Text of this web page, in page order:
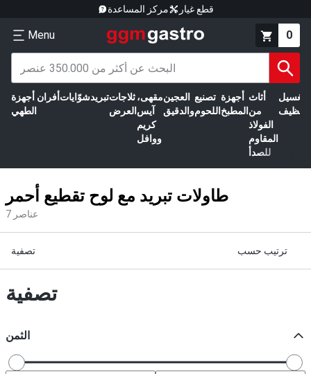
مركز المساعدة قطع غيار
Menu 0
أجهزة
الطهي
أفران شوّاياتتبريدثلاجات
العرض
مقهى،
آيس
كريم
ووافل
العجين
والدقيق
تصنيع
اللحوم
أجهزة
المطبخ
أثاث
من
الفولاذ
المقاوم
للصدأ
الغسيل
طاولات تبريد مع لوح تقطيع أحمر
7 عناصر
تصفية ترتيب حسب
تصفية
الثمن